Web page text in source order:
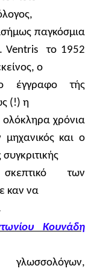
παγκόσμια
Ventris
το 1952
ο
έγγραφο τής
(!) η
ολόκληρα χρόνια
μηχανικός και ο
των
καν να
Κουνάδη